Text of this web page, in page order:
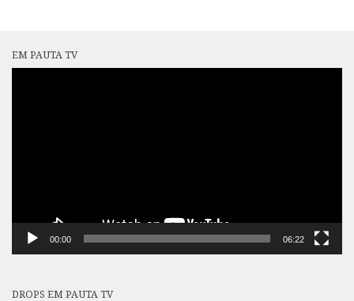
EM PAUTA TV
00:00 06:22
DROPS EM PAUTA TV